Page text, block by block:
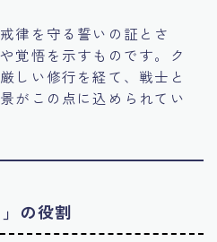
律を守る誓いの証とさ
覚悟を示すものです。ク
しい修行を経て、戦士と
がこの点に込められてい
の役割